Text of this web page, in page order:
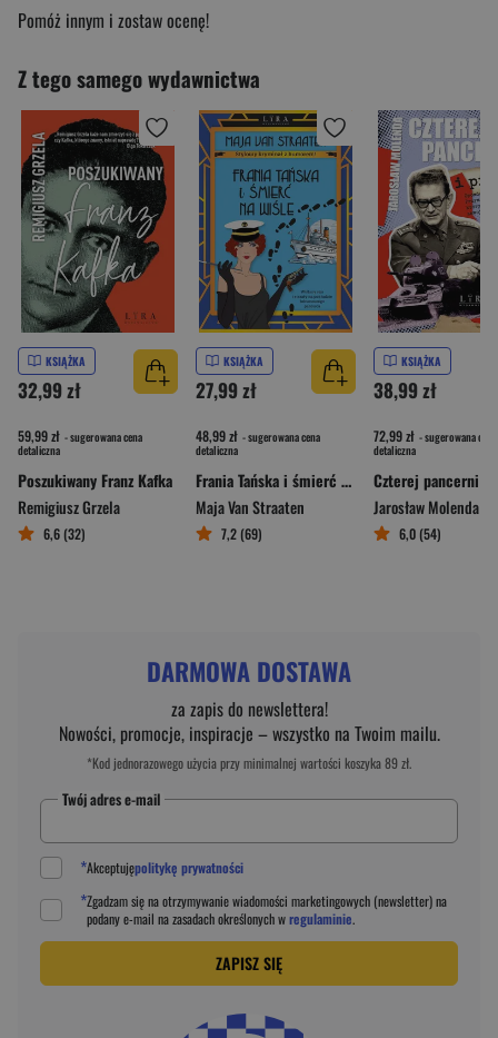
Pomóż innym i zostaw ocenę!
Z tego samego wydawnictwa
KSIĄŻKA
32,99 zł
59,99 zł - sugerowana cena
detaliczna
Poszukiwany Franz Kafka
Remigiusz Grzela
6,6 (32)
KSIĄŻKA
27,99 zł
48,99 zł - sugerowana cena
detaliczna
Frania Tańska i śmierć na Wiśle
Maja Van Straaten
7,2 (69)
KSIĄŻKA
38,99 zł
72,99 zł - sugerowana cena
detaliczna
Czterej pancerni i
Jarosław Molenda
6,0 (54)
DARMOWA DOSTAWA
za zapis do newslettera!
Nowości, promocje, inspiracje – wszystko na Twoim mailu.
*Kod jednorazowego użycia przy minimalnej wartości koszyka 89 zł.
Twój adres e-mail
*Akceptujępolitykę prywatności
*Zgadzam się na otrzymywanie wiadomości marketingowych (newsletter) na
podanye-mail na zasadach określonych wregulaminie.
ZAPISZ SIĘ